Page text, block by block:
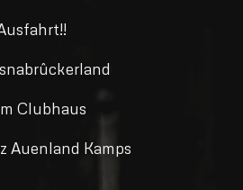
Clubhaus
Auenland Kamps